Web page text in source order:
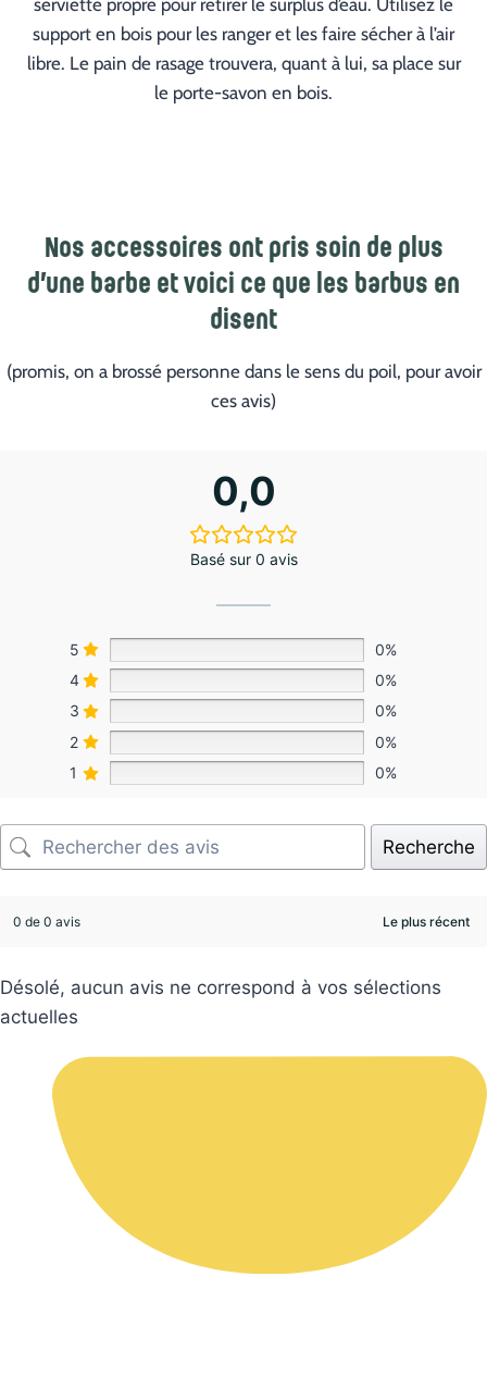
support en bois pour les ranger et les faire sécher à l’air
libre. Le pain de rasage trouvera, quant à lui, sa place sur
le porte-savon en bois.
Nos accessoires ont pris soin de plus
d’une barbe et voici ce que les barbus en
disent
(promis, on a brossé personne dans le sens du poil, pour avoir
ces avis)
0,0
Basé sur 0 avis
5
0%
4
0%
3
0%
2
0%
1
0%
Recherche
0 de 0 avis
Désolé, aucun avis ne correspond à vos sélections
actuelles